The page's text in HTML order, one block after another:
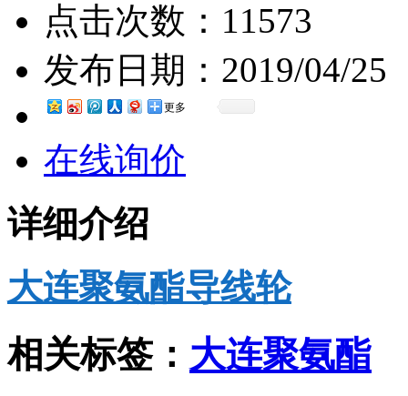
点击次数： 11573
发布日期： 2019/04/25
更多
在线询价
详细介绍
大连聚氨酯导线轮
相关标签： 大连聚氨酯